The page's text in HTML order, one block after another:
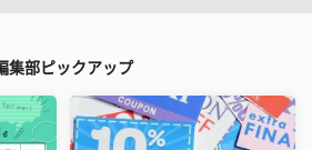
集部ピックアップ